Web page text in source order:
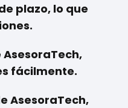
plazo, lo que
fácilmente.
AsesoraTech,